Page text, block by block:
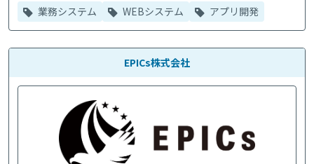
業務システム WEBシステム アプリ開発
EPICs株式会社